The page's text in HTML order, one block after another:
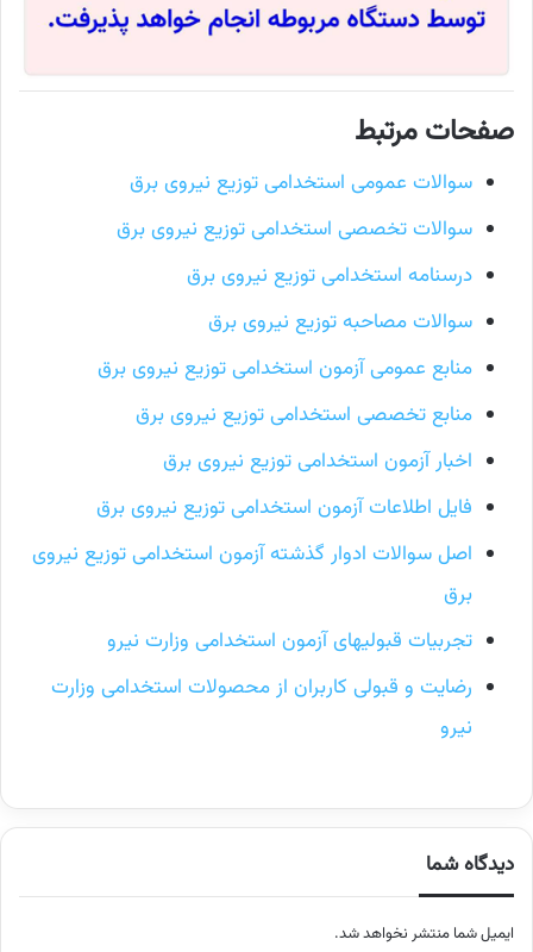
صفحات مرتبط
سوالات عمومی استخدامی توزیع نیروی برق
سوالات تخصصی استخدامی توزیع نیروی برق
درسنامه استخدامی توزیع نیروی برق
سوالات مصاحبه توزیع نیروی برق
منابع عمومی آزمون استخدامی توزیع نیروی برق
منابع تخصصی استخدامی توزیع نیروی برق
اخبار آزمون استخدامی توزیع نیروی برق
فایل اطلاعات آزمون استخدامی توزیع نیروی برق
اصل سوالات ادوار گذشته آزمون استخدامی توزیع نیروی
برق
تجربیات قبولیهای آزمون استخدامی وزارت نیرو
رضایت و قبولی کاربران از محصولات استخدامی وزارت
نیرو
دیدگاه شما
ایمیل شما منتشر نخواهد شد.